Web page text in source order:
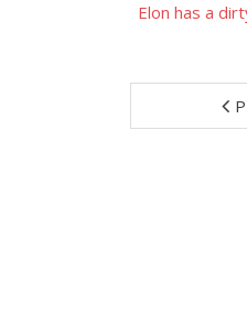
Elon has a